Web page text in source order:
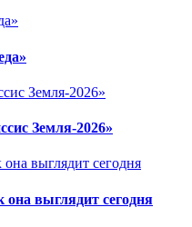
Земля-2026»
выглядит сегодня